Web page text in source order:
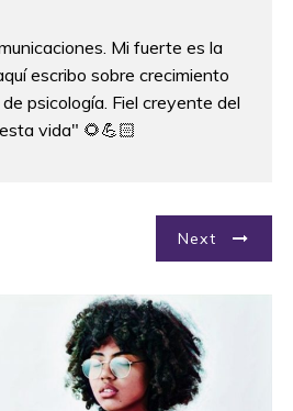
Mi fuerte es la
escribo sobre crecimiento
psicología. Fiel creyente del
vida" 🌻💪🏻
Next